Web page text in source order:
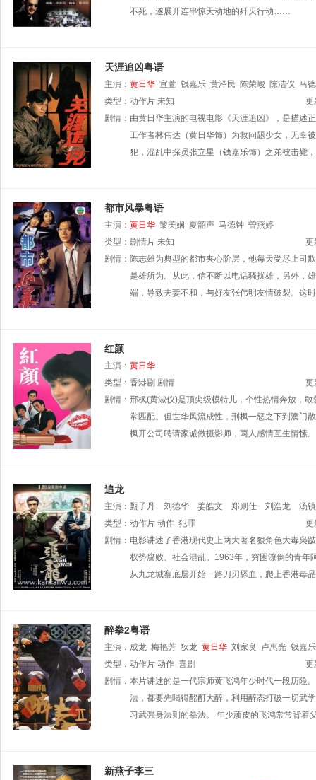
不死，遂展开连串惊天动地的歼灭行动……
天涯追凶粤语
主演： 黄日华 宣萱 钱嘉乐 黄泽民 陈荣峻 陈洁仪 马
类型： 动作片 未知
更
剧情： 由黄日华主演的电视电影《天涯追凶》，是描述
工作者林伟达（黄日华饰）为救问题少女，无辜
犯，混乱中探员张立星（钱嘉乐饰）之弟被击毙
都市风暴粤语
主演： 黄日华 黎美娴 夏韶声 马德钟 曽燕婷
类型： 剧情片 未知
更
剧情： 陈志雄为典型的都市夹心阶层，他每天受尽上司
是雄所为。从此，信不断以电话骚扰雄，另外，
端，导致夫妻不和，与好友张伟明友情破裂。这
红颜
主演： 黄日华
类型： 香港剧 剧情
更
剧情： 邢枫(黄淑仪)是顶尖级模特儿，个性热情奔放，
常匹配。但世华风流成性，刑枫一怒之下到澳门
枫开公司聘请家诚做摄影师，两人感情互生情愫
追龙
主演： 甄子丹 刘德华 姜皓文 郑则仕 刘浩龙
汤
类型： 动作片 动作 犯罪
更
剧情： 电影讲述了香港现代史上两大著名狠角色大毒枭
权势腐败、社会混乱。1963年，穷困潦倒的青年
从九龙城寨底层开始一路刀刃舔血，爬上香港毒
醉拳2粤语
主演： 成龙 梅艳芳 狄龙 黄日华 刘家良 卢惠光 钱嘉乐
类型： 动作片 动作 喜剧
更
剧情： 本片讲述的是一代宗师黄飞鸿年少时代一段历险
法，都要先喝得酩酊大醉，利用醉态打破一切武
习武强身法则的拳法。 年少顽皮的飞鸿常常背
新燕子李三